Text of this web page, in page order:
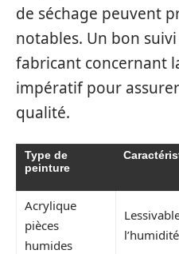
de séchage peuvent
notables. Un bon
fabricant concernant
impératif pour
qualité.
Type de
peinture
Acrylique
pièces
humides
l’humidité